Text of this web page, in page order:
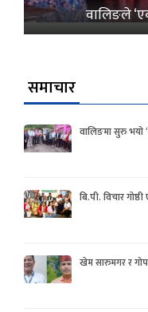
वालिङले
समाचार
वालिङमा सुरु भयो
बि.पी. विचार
खेम सारुमगर र